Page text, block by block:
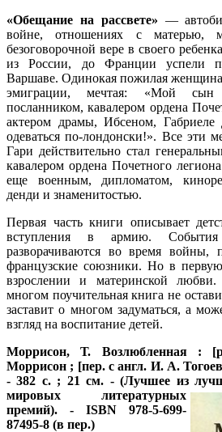
«Обещание на рассвете» —
войне, отношениях с матерью,
безоговорочной вере в своего
из России, до Франции успели
Варшаве. Одинокая пожилая
эмиграции, мечтая: «Мой сын
посланником, кавалером ордена
актером драмы, Ибсеном,
одеваться по-лондонски!». Все эти
Гари действительно стал
кавалером ордена Почетного
еще военным, дипломатом,
денди и знаменитостью.
Первая часть книги описывает
вступления в армию.
разворачиваются во время войны,
французские союзники. Но в
взрослении и материнской
многом поучительная книга не
заставит о многом задуматься, а
взгляд на воспитание детей.
Моррисон, Т. Возлюбленная :
Моррисон ; [пер. с англ. И. А.
- 382 с. ; 21 см. - (Лучшее из
мировых литературных
премий). - ISBN 978-5-699-
87495-8 (в пер.)